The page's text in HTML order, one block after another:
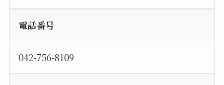
電話番号
042-756-8109